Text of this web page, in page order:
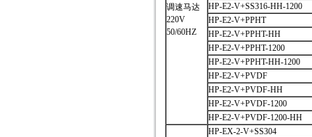
调速马达
220V
50/60HZ
HP-E2-V+SS316-HH-1200
HP-E2-V+PPHT
HP-E2-V+PPHT-HH
HP-E2-V+PPHT-1200
HP-E2-V+PPHT-HH-1200
HP-E2-V+PVDF
HP-E2-V+PVDF-HH
HP-E2-V+PVDF-1200
HP-E2-V+PVDF-1200-HH
HP-EX-2-V+SS304